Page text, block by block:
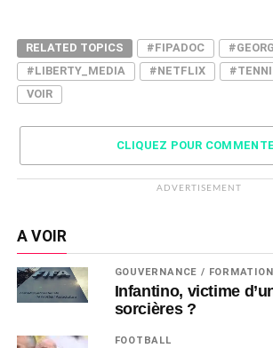
RELATED TOPICS #FIPADOC
#LIBERTY_MEDIA
#NETFLIX
VOIR
CLIQUEZ POUR
ADVERTISEMENT
A VOIR
GOUVERNANCE / FORMATION
Infantino, victime
sorcières ?
FOOTBALL